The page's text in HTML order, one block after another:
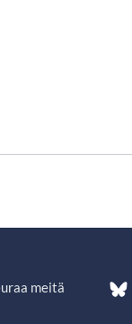
meitä